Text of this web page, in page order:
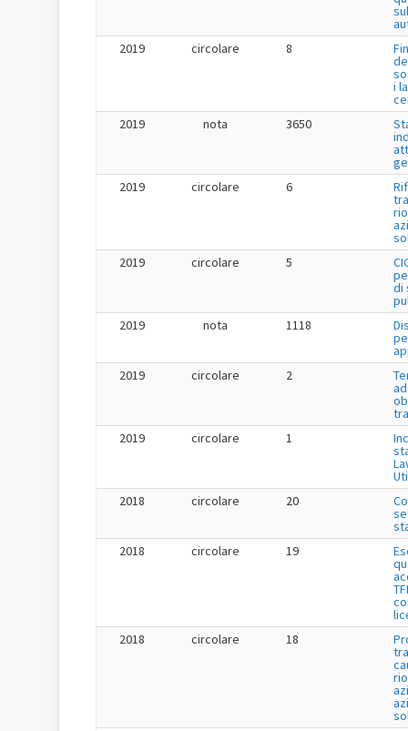
2019
circolare 8
i
2019
nota 3650
2019
circolare 6
2019
circolare 5
di
2019
nota 1118
2019
circolare 2
2019
circolare 1
2018
circolare 20
2018
circolare 19
2018
circolare 18